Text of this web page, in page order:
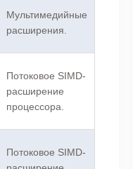
Мультимедийные
расширения.
Потоковое SIMD-
расширение
процессора.
Потоковое SIMD-